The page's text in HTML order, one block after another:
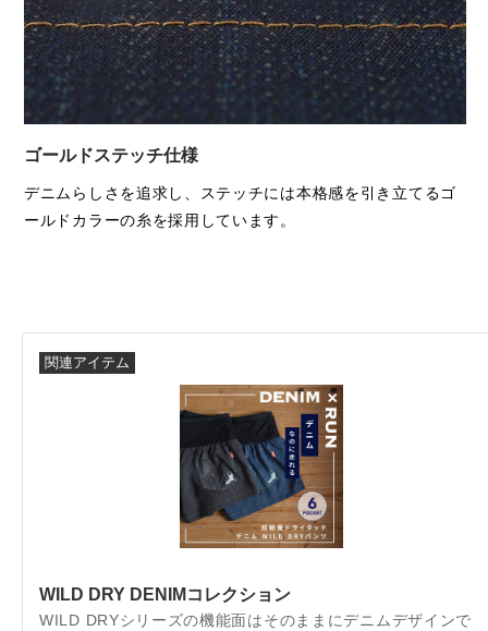
ゴールドステッチ仕様
デニムらしさを追求し、ステッチには本格感を引き立てるゴ
ールドカラーの糸を採用しています。
関連アイテム
WILD DRY DENIMコレクション
WILD DRYシリーズの機能面はそのままにデニムデザインで